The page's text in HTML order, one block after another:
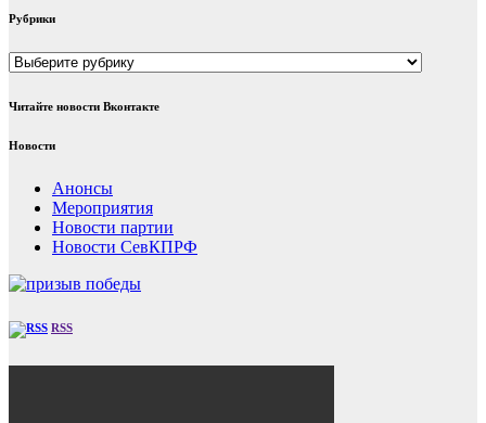
Рубрики
Рубрики
Читайте новости Вконтакте
Новости
Анонсы
Мероприятия
Новости партии
Новости СевКПРФ
RSS